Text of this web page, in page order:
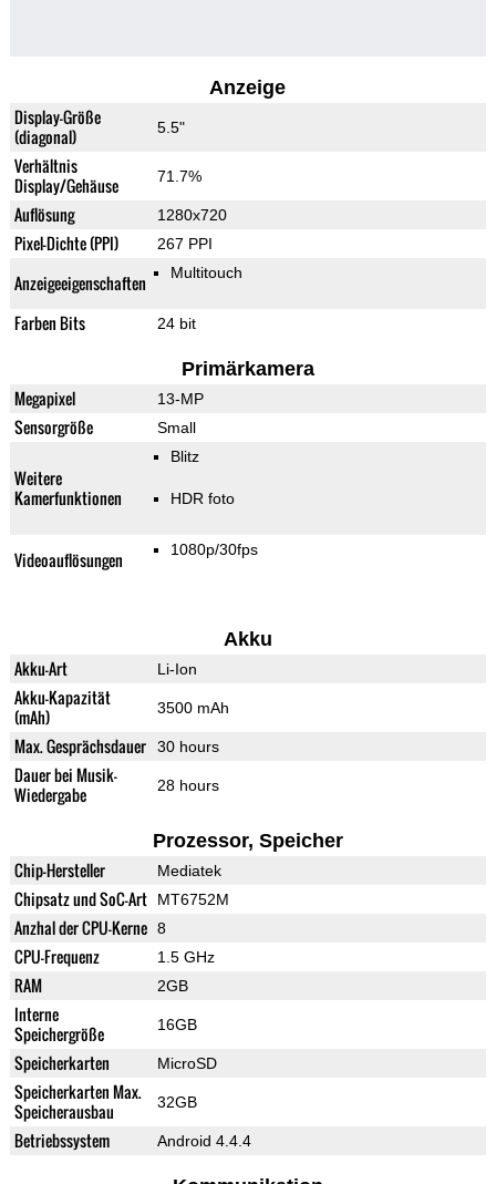
Anzeige
Display-Größe
(diagonal)
5.5"
Verhältnis
Display/Gehäuse
71.7%
Auflösung 1280x720
Pixel-Dichte (PPI) 267 PPI
Anzeigeeigenschaften Multitouch
Farben Bits 24 bit
Primärkamera
Megapixel 13-MP
Sensorgröße Small
Weitere
Kamerfunktionen
Blitz
HDR foto
Videoauflösungen 1080p/30fps
Akku
Akku-Art Li-Ion
Akku-Kapazität
(mAh)
3500 mAh
Max. Gesprächsdauer 30 hours
Dauer bei Musik-
Wiedergabe
28 hours
Prozessor, Speicher
Chip-Hersteller Mediatek
Chipsatz und SoC-Art MT6752M
Anzhal der CPU-Kerne 8
CPU-Frequenz 1.5 GHz
RAM 2GB
Interne
Speichergröße
16GB
Speicherkarten MicroSD
Speicherkarten Max.
Speicherausbau
32GB
Betriebssystem Android 4.4.4